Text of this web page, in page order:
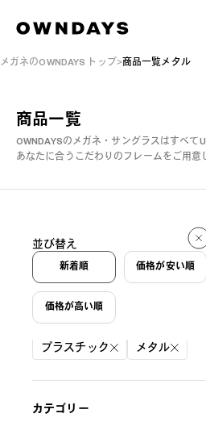
メガネのOWNDAYS トップ 商品一覧メタル
商品一覧
OWNDAYSのメガネ・サングラスはすべて
あなたに合うこだわりのフレームをご用意
266 件
絞り込み条件
プラスチック メタル
カテゴリー
並び替え
新着順 価格が安い順
価格が高い順